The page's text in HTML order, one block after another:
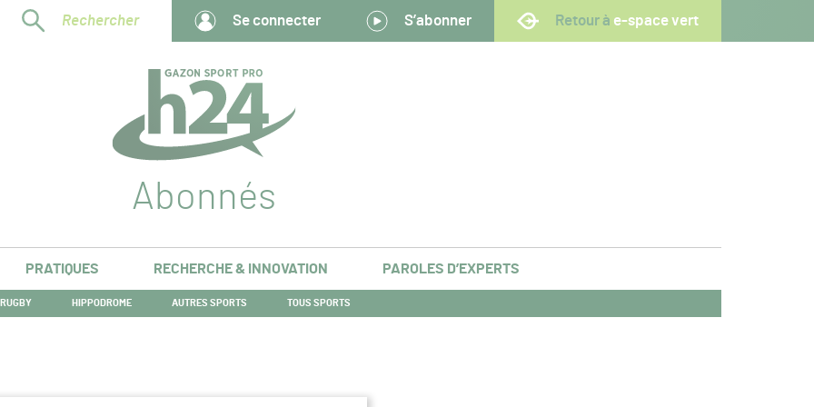
Rechercher Se connecter S’abonner Retour à e-space vert
Abonnés
PRATIQUES RECHERCHE & INNOVATION PAROLES D’EXPERTS
RUGBY HIPPODROME AUTRES SPORTS TOUS SPORTS